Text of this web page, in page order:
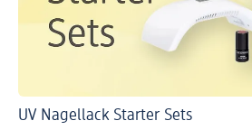
UV Nagellack Starter Sets